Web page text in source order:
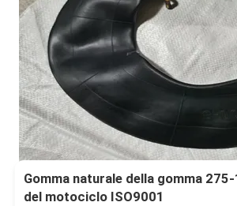
Gomma naturale della gomma
del motociclo ISO9001